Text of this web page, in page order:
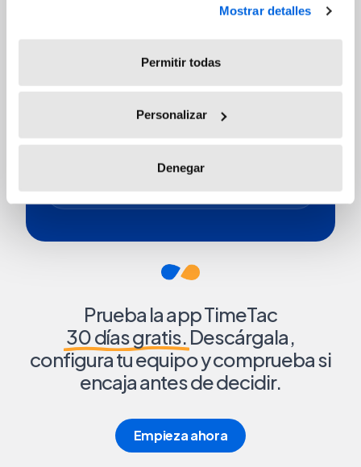
Mostrar detalles
Permitir todas
Personalizar
Denegar
deja de hacer de portero.
Datos centralizados
TimeTac. Sin reenvíos ni copias.
Prueba la app TimeTac
30 días gratis. Descárgala,
configura tu equipo y comprueba si
encaja antes de decidir.
Empieza ahora